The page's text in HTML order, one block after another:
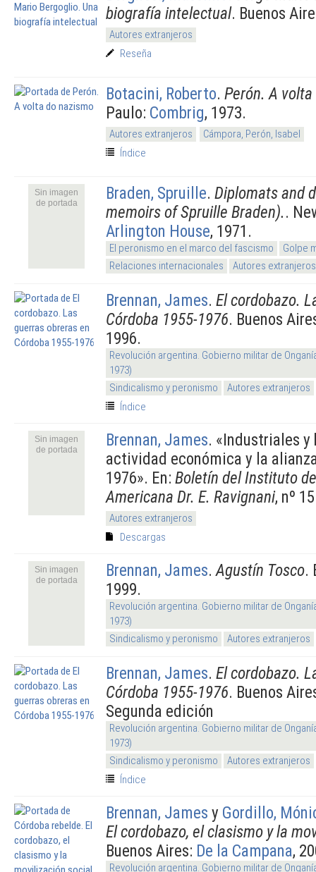
biografía intelectual. Buenos
Autores extranjeros
Reseña
Botacini, Roberto. Perón. A
Paulo: Combrig, 1973.
Autores extranjeros
Cámpora, Perón, Isabel
Índice
Sin imagen
de portada
Braden, Spruille. Diplomats and
memoirs of Spruille Braden)..
Arlington House, 1971.
El peronismo en el marco del fascismo
Golpe
Relaciones internacionales
Autores extranjeros
Brennan, James. El cordobazo.
Córdoba 1955-1976. Buenos
1996.
Revolución argentina. Gobierno militar de
1973)
Sindicalismo y peronismo
Autores extranjeros
Índice
Sin imagen
de portada
Brennan, James. «Industriales y
actividad económica y la
1976». En: Boletín del Instituto
Americana Dr. E. Ravignani, nº
Autores extranjeros
Descargas
Sin imagen
de portada
Brennan, James.Agustín Tosco.
1999.
Revolución argentina. Gobierno militar de
1973)
Sindicalismo y peronismo
Autores extranjeros
Brennan, James. El cordobazo.
Córdoba 1955-1976. Buenos
Segunda edición
Revolución argentina. Gobierno militar de
1973)
Sindicalismo y peronismo
Autores extranjeros
Índice
Brennan, James y Gordillo,
El cordobazo, el clasismo y la
Buenos Aires: De la Campana,
Revolución argentina. Gobierno militar de